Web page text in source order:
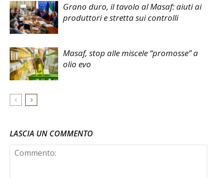
Grano duro, il tavolo al Masaf: aiuti ai
produttori e stretta sui controlli
Masaf, stop alle miscele “promosse” a
olio evo
LASCIA UN COMMENTO